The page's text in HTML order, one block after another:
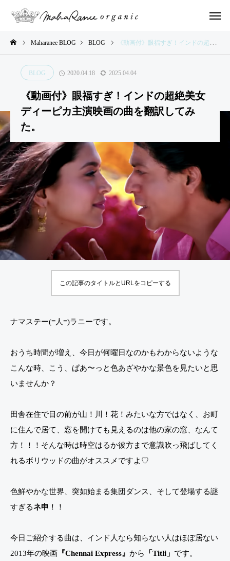
BLOG
や
さ
い
い
ろ
®︎
ve
r.
７
の
の
2,00
0人
ども
たち
とや
さい
いろ
描い
て確
信。
どの
子に
スト
の話
イン
ドの
ぎな
日々
のお
話②
イン
ドの
ぎな
のお
話①
Maharanee BLOG BLOG 《動画付》眼福すぎ！インドの超絶美女ディーピカ主演映画の曲を翻訳してみた。
BLOG 2020.04.18 2025.04.04
《動画付》眼福すぎ！インドの超絶美女
ディーピカ主演映画の曲を翻訳してみ
た。
この記事のタイトルとURLをコピーする
ナマステー(=人=)ラニーです。
おうち時間が増え、今日が何曜日なのかもわからないような
こんな時、こう、ぱあ〜っと色あざやかな景色を見たいと思
いませんか？
田舎在住で目の前が山！川！花！みたいな方ではなく、お町
に住んで居て、窓を開けても見えるのは他の家の窓、なんて
方！！！そんな時は時空はるか彼方まで意識吹っ飛ばしてく
れるボリウッドの曲がオススメですよ♡
色鮮やかな世界、突如始まる集団ダンス、そして登場する謎
すぎるネ申 ！！
今日ご紹介する曲は、インド人なら知らない人はほぼ居ない
2013年の映画 『Chennai Express』 から 「Titli」 です。